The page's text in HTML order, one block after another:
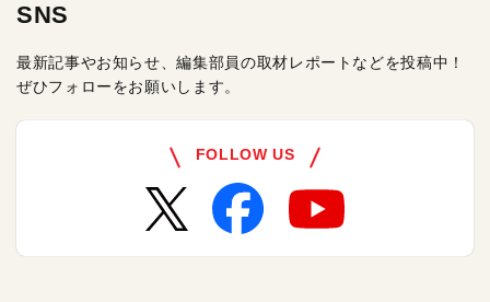
SNS
最新記事やお知らせ、編集部員の取材レポートなどを投稿中！
ぜひフォローをお願いします。
FOLLOW US